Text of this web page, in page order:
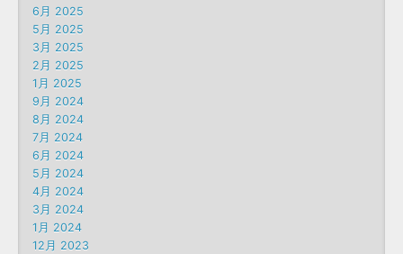
6月 2025
5月 2025
3月 2025
2月 2025
1月 2025
9月 2024
8月 2024
7月 2024
6月 2024
5月 2024
4月 2024
3月 2024
1月 2024
12月 2023